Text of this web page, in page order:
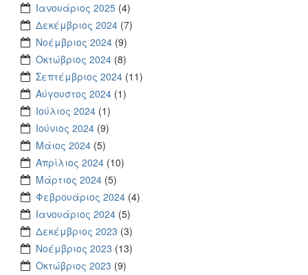
Ιανουάριος 2025 (4)
Δεκέμβριος 2024 (7)
Νοέμβριος 2024 (9)
Οκτώβριος 2024 (8)
Σεπτέμβριος 2024 (11)
Αύγουστος 2024 (1)
Ιούλιος 2024 (1)
Ιούνιος 2024 (9)
Μάιος 2024 (5)
Απρίλιος 2024 (10)
Μάρτιος 2024 (5)
Φεβρουάριος 2024 (4)
Ιανουάριος 2024 (5)
Δεκέμβριος 2023 (3)
Νοέμβριος 2023 (13)
Οκτώβριος 2023 (9)